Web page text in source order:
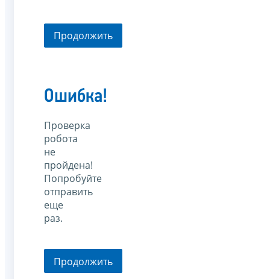
Продолжить
Ошибка!
Проверка
робота
не
пройдена!
Попробуйте
отправить
еще
раз.
Продолжить